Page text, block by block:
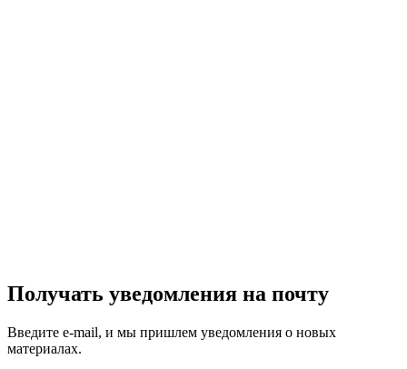
Получать уведомления на почту
Введите e-mail, и мы пришлем уведомления о новых
материалах.